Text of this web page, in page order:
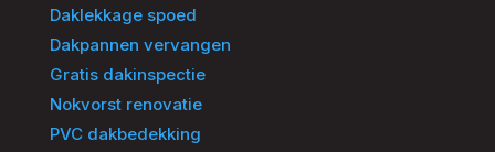
Daklekkage spoed
Dakpannen vervangen
Gratis dakinspectie
Nokvorst renovatie
PVC dakbedekking